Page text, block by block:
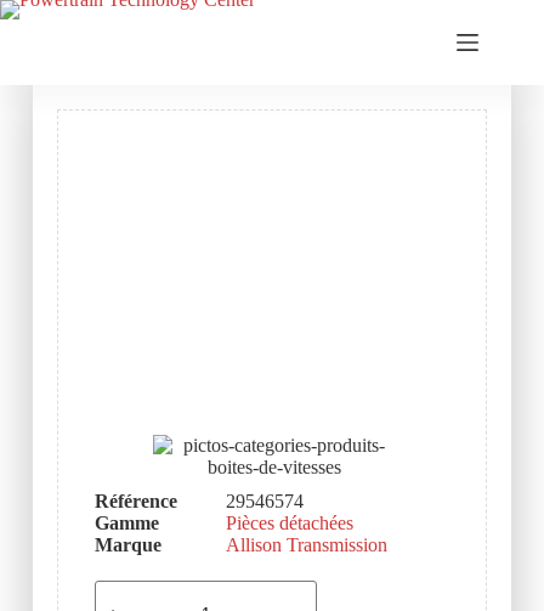
Référence
29546574
Gamme
Pièces détachées
Marque
Allison Transmission